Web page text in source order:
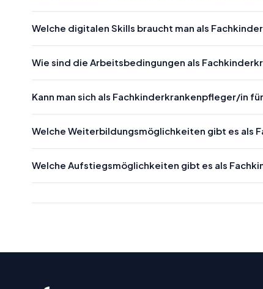
Welche digitalen Skills braucht man als
Wie sind die Arbeitsbedingungen als
Kann man sich als Fachkinderkrankenpfleger/in
Welche Weiterbildungsmöglichkeiten gibt es als
Welche Aufstiegsmöglichkeiten gibt es als